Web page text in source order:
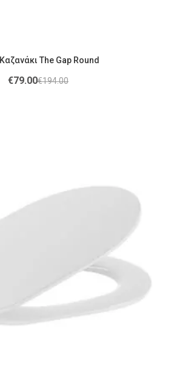
Roca Καζανάκι The Gap Round
€194.00
€79.00